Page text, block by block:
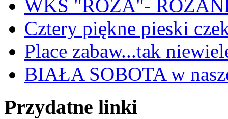
WKS "RÓŻA"-
Cztery piękne pieski
Place zabaw...tak
BIAŁA SOBOTA w
Przydatne linki